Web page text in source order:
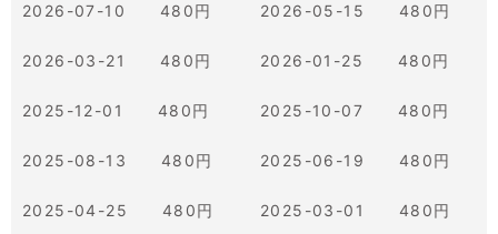
2026-07-10 480円 2026-05-15 480円
2026-03-21 480円 2026-01-25 480円
2025-12-01 480円 2025-10-07 480円
2025-08-13 480円 2025-06-19 480円
2025-04-25 480円 2025-03-01 480円